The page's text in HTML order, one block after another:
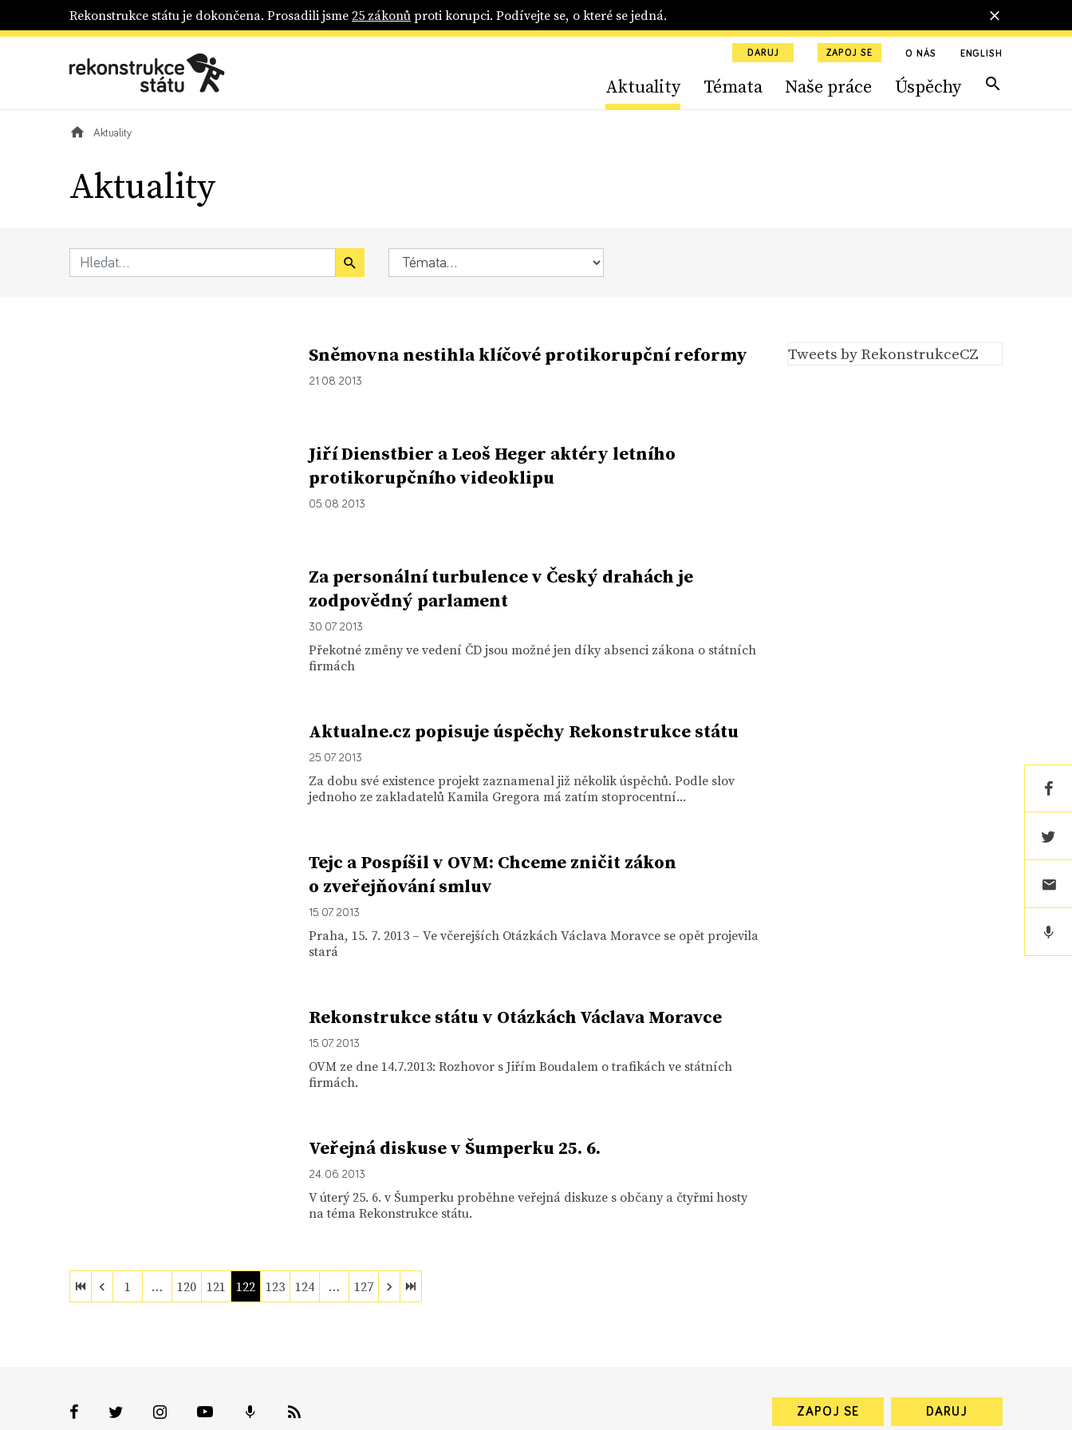
Rekonstrukce státu je dokončena. Prosadili jsme25 zákonůproti korupci. Podívejte se, o které se jedná.
DARUJ ZAPOJ SE O NÁS ENGLISH
Aktuality Témata Naše práce Úspěchy
Aktuality
Aktuality
Sněmovna nestihla klíčové protikorupční reformy
21. 08. 2013
Jiří Dienstbier a Leoš Heger aktéry letního
protikorupčního videoklipu
05. 08. 2013
Za personální turbulence v Český drahách je
zodpovědný parlament
30. 07. 2013
Překotné změny ve vedení ČD jsou možné jen díky absenci zákona o státních
firmách
Aktualne.cz popisuje úspěchy Rekonstrukce státu
25. 07. 2013
Za dobu své existence projekt zaznamenal již několik úspěchů. Podle slov
jednoho ze zakladatelů Kamila Gregora má zatím stoprocentní...
Tejc a Pospíšil v OVM: Chceme zničit zákon
o zveřejňování smluv
15. 07. 2013
Praha, 15. 7. 2013 – Ve včerejších Otázkách Václava Moravce se opět projevila
stará
Rekonstrukce státu v Otázkách Václava Moravce
15. 07. 2013
OVM ze dne 14.7.2013: Rozhovor s Jiřím Boudalem o trafikách ve státních
firmách.
Veřejná diskuse v Šumperku 25. 6.
24. 06. 2013
V úterý 25. 6. v Šumperku proběhne veřejná diskuze s občany a čtyřmi hosty
na téma Rekonstrukce státu.
Tweets by RekonstrukceCZ
1 … 120 121 122 123 124 … 127
ZAPOJ SE DARUJ